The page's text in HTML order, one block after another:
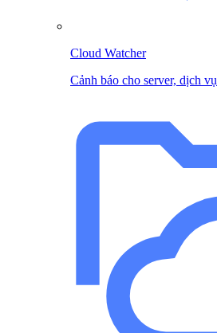
Cloud Watcher
Cảnh báo cho server, dịch vụ